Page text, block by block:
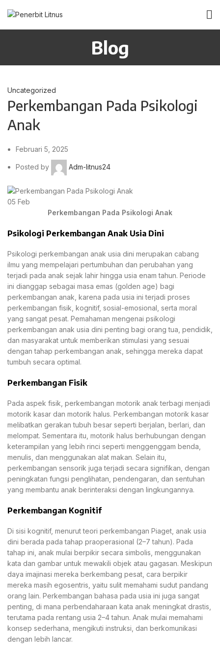
Blog
Uncategorized
Perkembangan Pada Psikologi
Anak
Februari 5, 2025
Posted by Adm-litnus24
05 Feb
Perkembangan Pada Psikologi Anak
Psikologi Perkembangan Anak Usia Dini
Psikologi perkembangan anak usia dini merupakan cabang
ilmu yang mempelajari pertumbuhan dan perubahan yang
terjadi pada anak sejak lahir hingga usia enam tahun. Periode
ini dianggap sebagai masa emas (golden age) bagi
perkembangan anak, karena pada usia ini terjadi proses
perkembangan fisik, kognitif, sosial-emosional, serta moral
yang sangat pesat. Pemahaman mengenai psikologi
perkembangan anak usia dini penting bagi orang tua, pendidik,
dan masyarakat untuk memberikan stimulasi yang sesuai
dengan tahap perkembangan anak, sehingga mereka dapat
tumbuh secara optimal.
Perkembangan Fisik
Pada aspek fisik, perkembangan motorik anak terbagi menjadi
motorik kasar dan motorik halus. Perkembangan motorik kasar
melibatkan gerakan tubuh besar seperti berjalan, berlari, dan
melompat. Sementara itu, motorik halus berhubungan dengan
keterampilan yang lebih rinci seperti menggenggam benda,
menulis, dan menggunakan alat makan. Selain itu,
perkembangan sensorik juga terjadi secara signifikan, dengan
peningkatan fungsi penglihatan, pendengaran, dan sentuhan
yang membantu anak berinteraksi dengan lingkungannya.
Perkembangan Kognitif
Di sisi kognitif, menurut teori perkembangan Piaget, anak usia
dini berada pada tahap praoperasional (2–7 tahun). Pada
tahap ini, anak mulai berpikir secara simbolis, menggunakan
kata dan gambar untuk mewakili objek atau gagasan. Meskipun
daya imajinasi mereka berkembang pesat, cara berpikir
mereka masih egosentris, yaitu sulit memahami sudut pandang
orang lain. Perkembangan bahasa pada usia ini juga sangat
penting, di mana perbendaharaan kata anak meningkat drastis,
terutama pada rentang usia 2–4 tahun. Anak mulai memahami
konsep sederhana, mengikuti instruksi, dan berkomunikasi
dengan lebih lancar.